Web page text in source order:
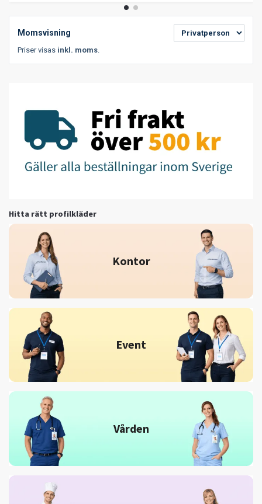
Momsvisning
Priser visas inkl. moms
Hitta rätt profilkläder
Kontor
Event
Vården